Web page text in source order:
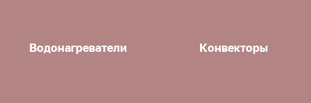
Водонагреватели Конвекторы